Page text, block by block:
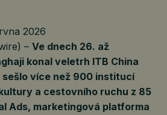
2026
– Ve dnech 26. až
konal veletrh ITB China
sešlo více než 900 institucí
a cestovního ruchu z 85
Ads, marketingová platforma